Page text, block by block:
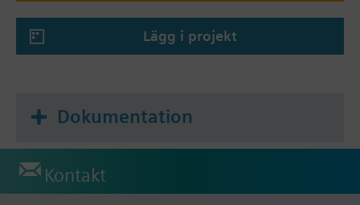
Lägg i projekt
Dokumentation
Kontakt